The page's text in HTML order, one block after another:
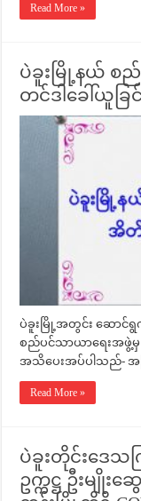
Read More »
ပဲခူးမြို့နယ် စ
တင်ဒါခေါ်ယူခြင်
ပဲခူးမြို့အတွင်း ဆောင်
စည်ပင်သာယာရေးအဖွဲ့မှ
အသိပေးအပ်ပါသည်-
Read More »
ပဲခူးတိုင်းဒေသ
ဥက္ကဋ္ဌ ဦးမျို